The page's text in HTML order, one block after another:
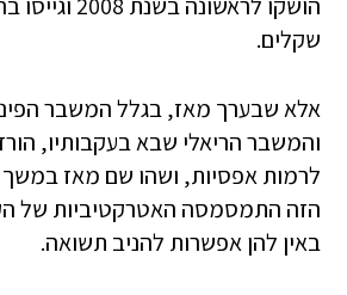
שקלים.
אלא שבערך מאז, בגלל המשבר
והמשבר הריאלי שבא בעקבותיו,
לרמות אפסיות, ושהו שם מאז
הזה התמסמסה האטרקטיביות של
באין להן אפשרות להניב תשואה.